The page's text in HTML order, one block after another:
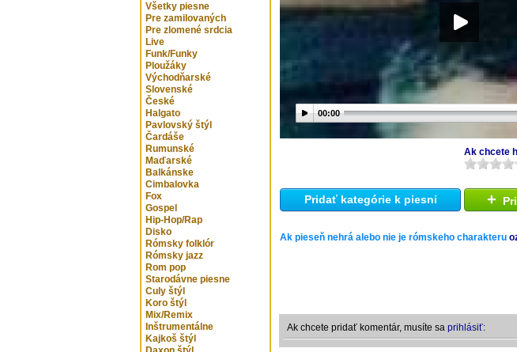
Všetky piesne
Pre zamilovaných
Pre zlomené srdcia
Live
Funk/Funky
Ploužáky
Východňarské
Slovenské
České
Halgato
Pavlovský štýl
Čardáše
Rumunské
Maďarské
Balkánske
Cimbalovka
Fox
Gospel
Hip-Hop/Rap
Disko
Rómsky folklór
Rómsky jazz
Rom pop
Starodávne piesne
Culy štýl
Koro štýl
Mix/Remix
Inštrumentálne
Kajkoš štýl
00:00
Ak chcete
Pridať kategórie k piesni +
Ak pieseň nehrá alebo nie je rómskeho charakteru
Ak chcete pridať komentár, musíte sa prihlásiť: